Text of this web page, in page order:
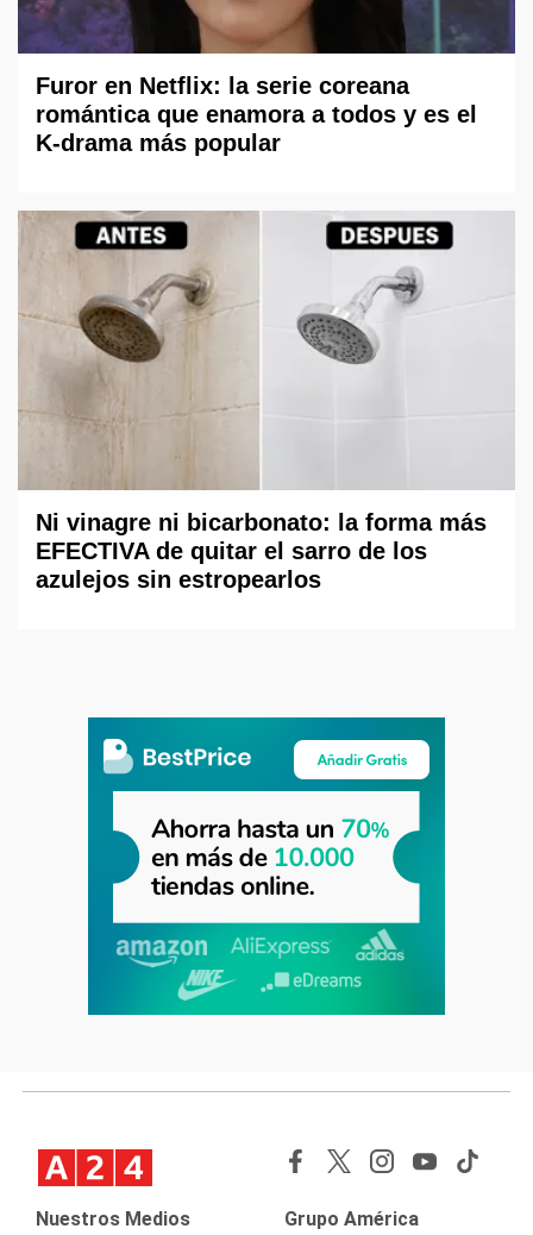
Furor en Netflix: la serie coreana
romántica que enamora a todos y es el
K-drama más popular
Ni vinagre ni bicarbonato: la forma más
EFECTIVA de quitar el sarro de los
azulejos sin estropearlos
Nuestros Medios Grupo América